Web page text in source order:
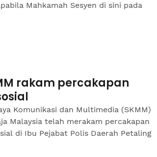
Mahkamah Sesyen di sini pada
rakam percakapan
Komunikasi dan Multimedia (SKMM)
Malaysia telah merakam percakapan
di Ibu Pejabat Polis Daerah Petaling